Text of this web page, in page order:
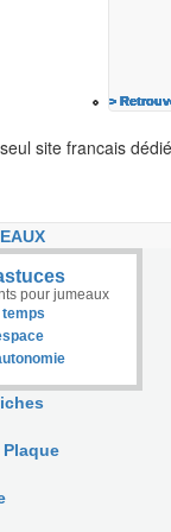
>
>
>
>
>
>
>
site francais
pour jumeaux
temps
Plaque